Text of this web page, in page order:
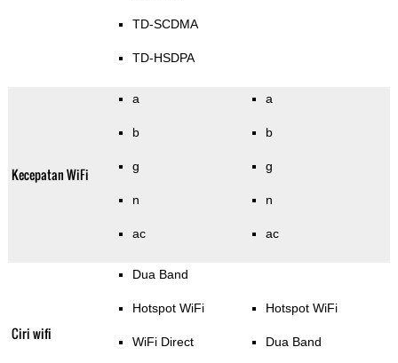
TD-SCDMA
TD-HSDPA
Kecepatan WiFi
a
b
g
n
ac
a
b
g
n
ac
Ciri wifi
Dua Band
Hotspot WiFi
WiFi Direct
Hotspot WiFi
Dua Band